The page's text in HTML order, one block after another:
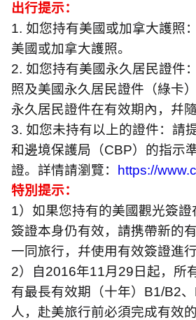
出行提示：
1. 如您持有美國或加拿大護照
美國或加拿大護照。
2. 如您持有美國永久居民證件
照及美國永久居民證件（綠卡
永久居民證件在有效期內，幷隨
3. 如您未持有以上的證件：請
和邊境保護局（CBP）的指示
證。詳情請瀏覽：
https://
特別提示：
1）如果您持有的美國觀光簽
簽證本身仍有效，請携帶新的
一同旅行，幷使用有效簽證進行
2）自2016年11月 29 日起，所
有最長有效期（十年） B1/B2、
人，赴美旅行前必須完成有效的